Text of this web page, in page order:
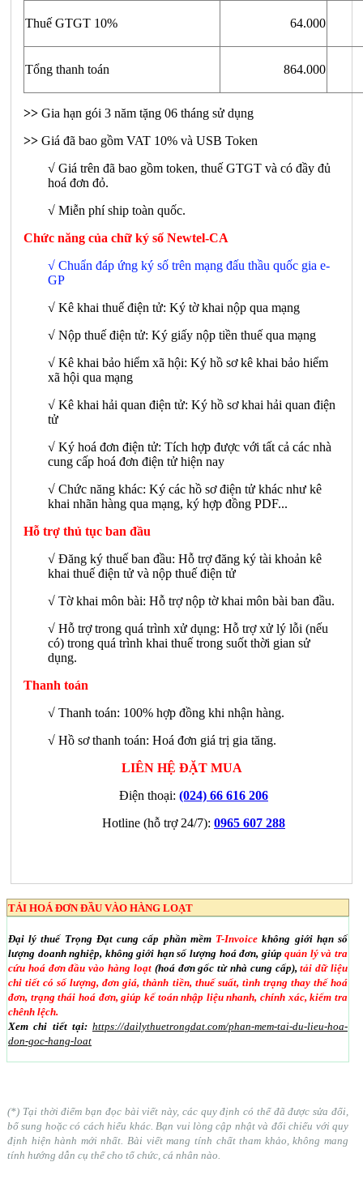
Thuế GTGT 10% 64.000
Tổng thanh toán 864.000
>> Gia hạn gói 3 năm tặng 06 tháng sử dụng
>> Giá đã bao gồm VAT 10% và USB Token
√ Giá trên đã bao gồm token, thuế GTGT và có đầy đủ
hoá đơn đỏ.
√ Miễn phí ship toàn quốc.
Chức năng của chữ ký số Newtel-CA
√ Chuẩn đáp ứng ký số trên mạng đấu thầu quốc gia e-
GP
√ Kê khai thuế điện tử: Ký tờ khai nộp qua mạng
√ Nộp thuế điện tử: Ký giấy nộp tiền thuế qua mạng
√ Kê khai bảo hiểm xã hội: Ký hồ sơ kê khai bảo hiểm
xã hội qua mạng
√ Kê khai hải quan điện tử: Ký hồ sơ khai hải quan điện
tử
√ Ký hoá đơn điện tử: Tích hợp được với tất cả các nhà
cung cấp hoá đơn điện tử hiện nay
√ Chức năng khác: Ký các hồ sơ điện tử khác như kê
khai nhãn hàng qua mạng, ký hợp đồng PDF...
Hỗ trợ thủ tục ban đầu
√ Đăng ký thuế ban đầu: Hỗ trợ đăng ký tài khoản kê
khai thuế điện tử và nộp thuế điện tử
√ Tờ khai môn bài: Hỗ trợ nộp tờ khai môn bài ban đầu.
√ Hỗ trợ trong quá trình xử dụng: Hỗ trợ xử lý lỗi (nếu
có) trong quá trình khai thuế trong suốt thời gian sử
dụng.
Thanh toán
√ Thanh toán: 100% hợp đồng khi nhận hàng.
√ Hồ sơ thanh toán: Hoá đơn giá trị gia tăng.
LIÊN HỆ ĐẶT MUA
Điện thoại: (024) 66 616 206
Hotline (hỗ trợ 24/7): 0965 607 288
TẢI HOÁ ĐƠN ĐẦU VÀO HÀNG LOẠT
Đại lý thuế Trọng Đạt cung cấp phần mềm T-Invoice không giới hạn số
lượng doanh nghiệp, không giới hạn số lượng hoá đơn, giúpquản lý và tra
cứu hoá đơn đầu vào hàng loạt(hoá đơn gốc từ nhà cung cấp),tải dữ liệu
chi tiết có số lượng, đơn giá, thành tiền, thuế suất, tình trạng thay thế hoá
đơn, trạng thái hoá đơn, giúp kế toán nhập liệu nhanh, chính xác, kiểm tra
chênh lệch.
Xem chi tiết tại: https://dailythuetrongdat.com/phan-mem-tai-du-lieu-hoa-
don-goc-hang-loat
(*) Tại thời điểm bạn đọc bài viết này, các quy định có thể đã được sửa đổi,
bổ sung hoặc có cách hiểu khác. Bạn vui lòng cập nhật và đối chiếu với quy
định hiện hành mới nhất. Bài viết mang tính chất tham khảo, không mang
tính hướng dẫn cụ thể cho tổ chức, cá nhân nào.